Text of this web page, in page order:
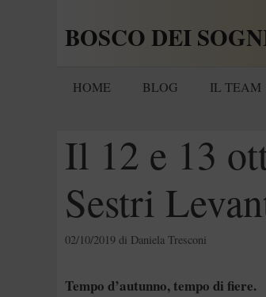
BOSCO DEI
HOME BLOG IL TEAM
Il 12 e 13
Sestri
02/10/2019 di Daniela Tresconi
Tempo d’autunno, tempo di fiere.